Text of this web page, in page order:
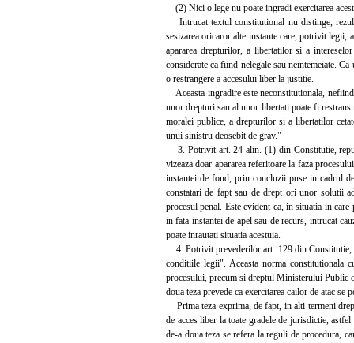
(2) Nici o lege nu poate ingradi exercitarea
Intrucat textul constitutional nu distinge,
sesizarea oricaror alte instante care, potrivit legii,
apararea drepturilor, a libertatilor si a
considerate ca fiind nelegale sau neintemeiate.
o restrangere a accesului liber la justitie.
Aceasta ingradire este neconstitutionala,
unor drepturi sau al unor libertati poate fi
moralei publice, a drepturilor si a libertatilor
unui sinistru deosebit de grav."
3. Potrivit art. 24 alin. (1) din Constitutie,
vizeaza doar apararea referitoare la faza
instantei de fond, prin concluzii puse in cadrul
constatari de fapt sau de drept ori unor solutii
procesul penal. Este evident ca, in situatia in care
in fata instantei de apel sau de recurs, intrucat
poate inrautati situatia acestuia.
4. Potrivit prevederilor art. 129 din Constitutie,
conditiile legii". Aceasta norma constitutionala
procesului, precum si dreptul Ministerului Public
doua teza prevede ca exercitarea cailor de atac se
Prima teza exprima, de fapt, in alti termeni
de acces liber la toate gradele de jurisdictie,
de-a doua teza se refera la reguli de procedura,